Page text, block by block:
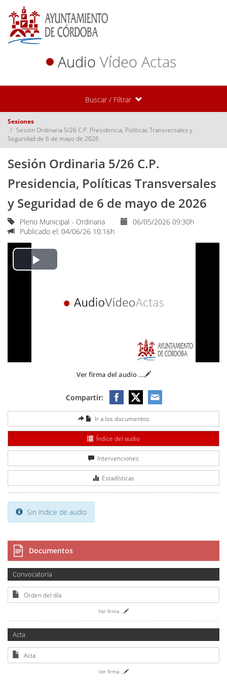
Audio Vídeo Actas
Buscar / Filtrar
Sesiones
Sesión Ordinaria 5/26 C.P. Presidencia, Políticas Transversales y
Seguridad de 6 de mayo de 2026
Sesión Ordinaria 5/26 C.P.
Presidencia, Políticas Transversales
y Seguridad de 6 de mayo de 2026
Pleno Municipal - Ordinaria
06/05/2026 09:30h
Publicado el: 04/06/26 10:16h
Play
Ver firma del audio ...
Compartir:
Ir a los documentos
Índice del audio
Intervenciones
Estadísticas
Sin índice de audio
Documentos
Convocatoria
Orden del día
Ver firma ...
Acta
Acta
Ver firma ...